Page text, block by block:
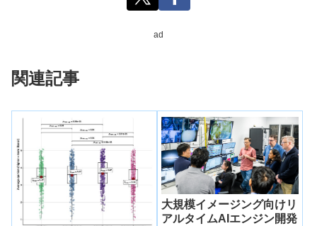
ad
関連記事
大規模イメージング向けリ
アルタイムAIエンジン開発